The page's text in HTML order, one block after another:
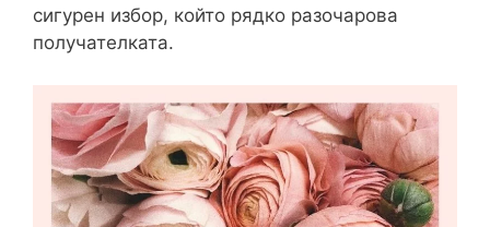
сигурен избор, който рядко разочарова
получателката.